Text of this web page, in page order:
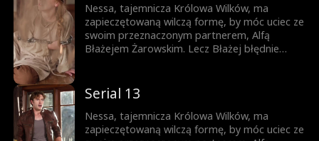
Nessa, tajemnicza Królowa Wilków, ma
zapieczętowaną wilczą formę, by móc uciec ze
swoim przeznaczonym partnerem, Alfą
Błażejem Żarowskim. Lecz Błażej błędnie
Dopiero gdy życie ich syna jest zagrożone,
pojawia się szansa, by Błażej zrozumiał
prawdę – lecz czy nie będzie już za późno?
Serial 13
Nessa, tajemnicza Królowa Wilków, ma
zapieczętowaną wilczą formę, by móc uciec ze